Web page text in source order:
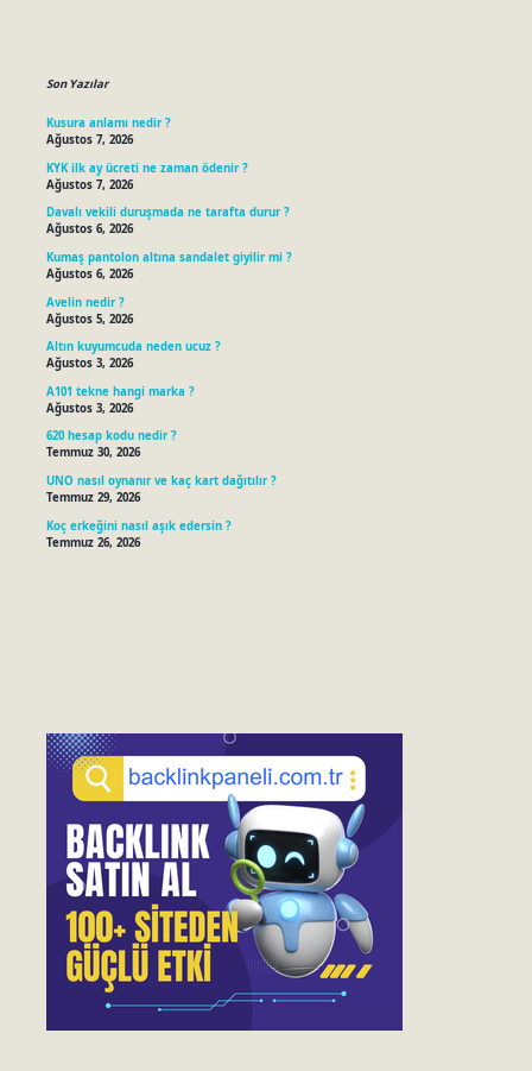
Son Yazılar
Kusura anlamı nedir ?
Ağustos 7, 2026
KYK ilk ay ücreti ne zaman ödenir ?
Ağustos 7, 2026
Davalı vekili duruşmada ne tarafta durur ?
Ağustos 6, 2026
Kumaş pantolon altına sandalet giyilir mi ?
Ağustos 6, 2026
Avelin nedir ?
Ağustos 5, 2026
Altın kuyumcuda neden ucuz ?
Ağustos 3, 2026
A101 tekne hangi marka ?
Ağustos 3, 2026
620 hesap kodu nedir ?
Temmuz 30, 2026
UNO nasıl oynanır ve kaç kart dağıtılır ?
Temmuz 29, 2026
Koç erkeğini nasıl aşık edersin ?
Temmuz 26, 2026